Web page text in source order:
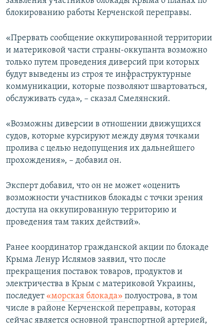
блокированию работы Керченской переправы.
«Прервать сообщение оккупированной территории
и материковой части страны-оккупанта возможно
только путем проведения диверсий при которых
будут выведены из строя те инфраструктурные
коммуникации, которые позволяют швартоваться,
обслуживать суда», – сказал Смелянский.
«Возможны диверсии в отношении движущихся
судов, которые курсируют между двумя точками
пролива с целью недопущения их дальнейшего
прохождения», – добавил он.
Эксперт добавил, что он не может «оценить
возможности участников блокады с точки зрения
доступа на оккупированную территорию и
проведения там таких действий».
Ранее координатор гражданской акции по блокаде
Крыма Ленур Ислямов заявил, что после
прекращения поставок товаров, продуктов и
электричества в Крым с материковой Украины,
последует «морская блокада» полуострова, в том
числе в районе Керченской переправы, которая
сейчас является основной транспортной артерией,